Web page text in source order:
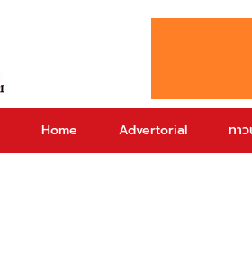
Home Advertorial ทา